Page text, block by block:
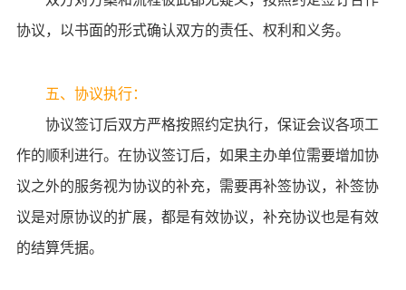
协议，以书面的形式确认双方的责任、权利和义务。
五、协议执行：
协议签订后双方严格按照约定执行，保证会议各项工
作的顺利进行。在协议签订后，如果主办单位需要增加协
议之外的服务视为协议的补充，需要再补签协议，补签协
议是对原协议的扩展，都是有效协议，补充协议也是有效
的结算凭据。